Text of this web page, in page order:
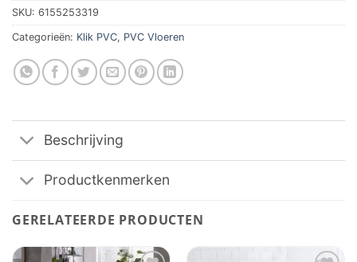
SKU: 6155253319
Categorieën: Klik PVC, PVC Vloeren
Beschrijving
Productkenmerken
GERELATEERDE PRODUCTEN